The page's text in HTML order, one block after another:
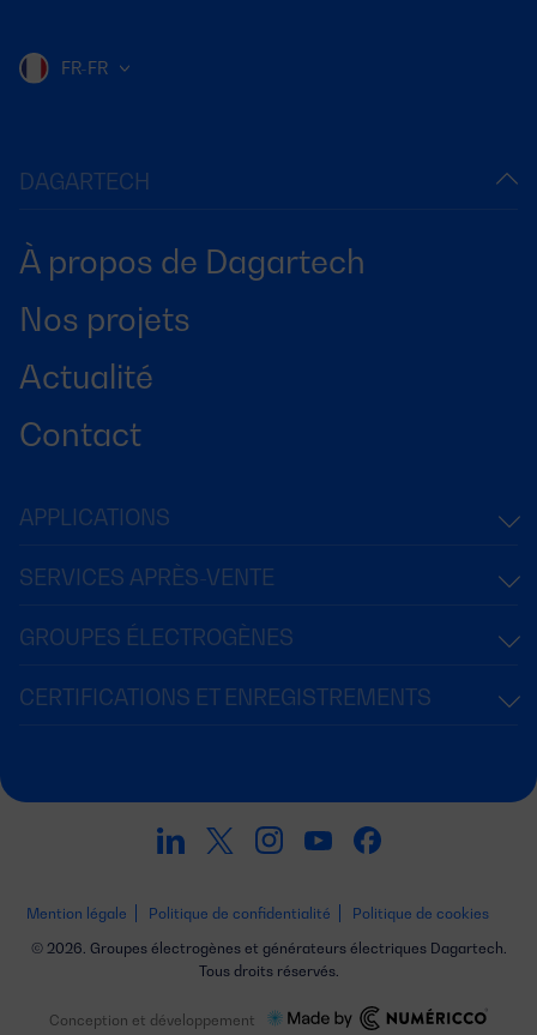
DAGARTECH
À propos de Dagartech
Nos projets
Actualité
Contact
FR-FR
APPLICATIONS
SERVICES APRÈS-VENTE
GROUPES ÉLECTROGÈNES
CERTIFICATIONS ET ENREGISTREMENTS
Mention légale Politique de confidentialité
Politique de cookies
© 2026. Groupes électrogènes et générateurs électriques Dagartech.
Tous droits réservés.
Conception et développement